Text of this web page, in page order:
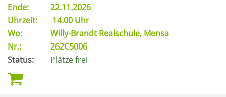
Ende:
22.11.2026
Uhrzeit:
14.00 Uhr
Wo:
Willy-Brandt Realschule, Mensa
Nr.:
262C5006
Status:
Plätze frei